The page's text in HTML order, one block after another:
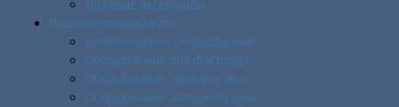
Торговые аксессуары
Пищевое производство
Хлебопекарное оборудование
Оборудование для фастфуда
Оборудование горячего цеха
Оборудование холодного цеха